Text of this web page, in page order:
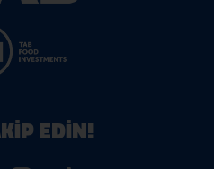
EDİN!